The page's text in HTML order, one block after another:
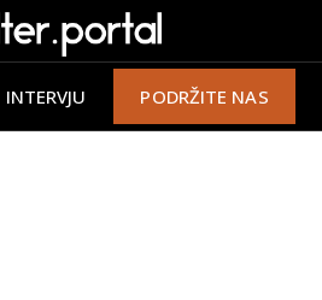
INTERVJU PODRŽITE NAS